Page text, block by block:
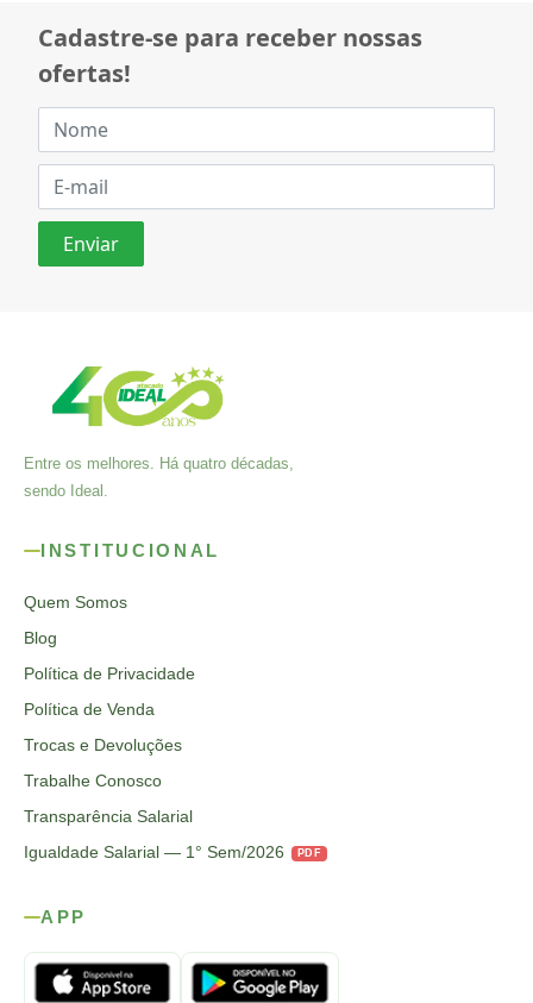
Cadastre-se para receber nossas
ofertas!
Entre os melhores. Há quatro décadas,
sendo Ideal.
INSTITUCIONAL
Quem Somos
Blog
Política de Privacidade
Política de Venda
Trocas e Devoluções
Trabalhe Conosco
Transparência Salarial
Igualdade Salarial — 1° Sem/2026
PDF
APP